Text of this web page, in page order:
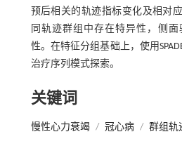
预后相关的轨迹指标变化及相对
同轨迹群组中存在特异性，侧
性。在特征分组基础上，使用
治疗序列模式探索。
关键词
慢性心力衰竭 / 冠心病 / 群组轨